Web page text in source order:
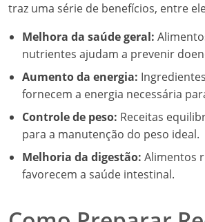
traz uma série de benefícios, entre
Melhora da saúde geral:
nutrientes ajudam a prevenir
Aumento da energia:
fornecem a energia necessária
Controle de peso: Receitas
para a manutenção do peso ideal.
Melhoria da digestão: Alimentos
favorecem a saúde intestinal.